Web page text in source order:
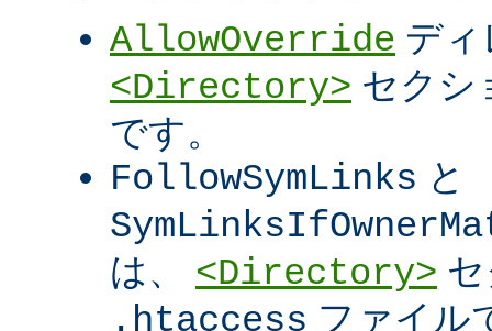
AllowOverride デ
<Directory> セクシ
です。
FollowSymLinks と
は、 <Directory>
.htaccess ファイル